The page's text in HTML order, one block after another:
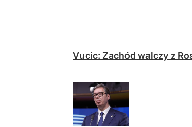
Vucic: Zachód walczy z